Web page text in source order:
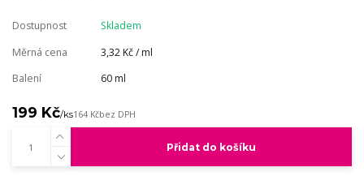
Dostupnost
Skladem
Měrná cena
3,32 Kč / ml
Balení
60 ml
199 Kč/ks164 Kčbez DPH
Přidat do košíku